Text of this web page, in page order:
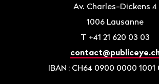
Av. Charles-Dickens 4
1006 Lausanne
T +41 21 620 03 03
IBAN : CH64 0900 0000 1001